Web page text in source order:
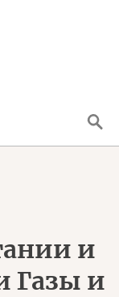
и
Газы и